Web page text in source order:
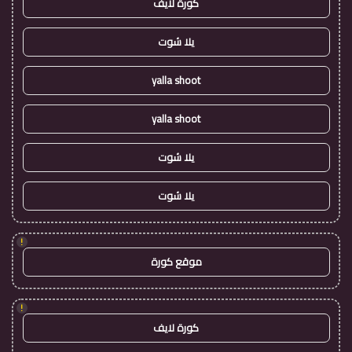
يلا شوت
yalla shoot
yalla shoot
يلا شوت
يلا شوت
!
موقع كورة
!
كورة لايف